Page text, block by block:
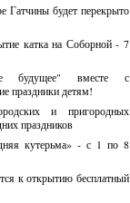
Гатчины будет перекрыто
катка на Соборной - 7
будущее" вместе с
праздники детям!
и пригородных
праздников
кутерьма» - с 1 по 8
к открытию бесплатный